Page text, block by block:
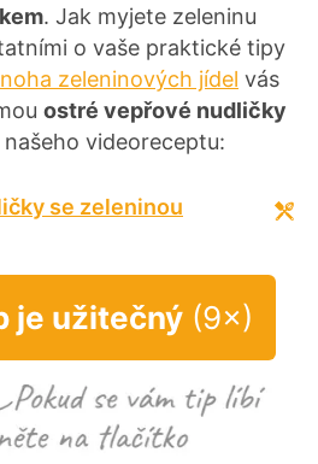
. Jak myjete zeleninu
o vaše praktické tipy
zeleninových jídel vás
ostré vepřové nudličky
našeho videoreceptu:
se zeleninou
je užitečný (9×)